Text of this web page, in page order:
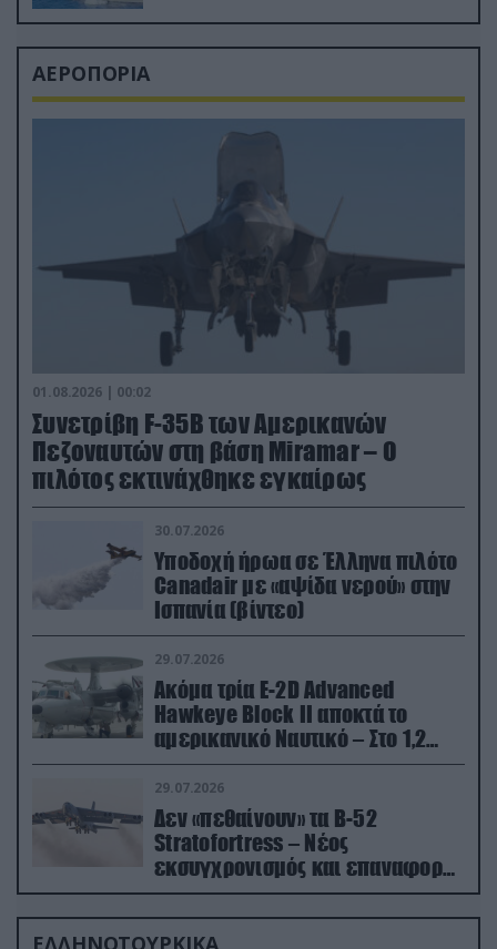
ΑΕΡΟΠΟΡΙΑ
01.08.2026 | 00:02
Συνετρίβη F-35B των Αμερικανών
Πεζοναυτών στη βάση Miramar – Ο
πιλότος εκτινάχθηκε εγκαίρως
30.07.2026
Υποδοχή ήρωα σε Έλληνα πιλότο
Canadair με «αψίδα νερού» στην
Ισπανία (βίντεο)
29.07.2026
Ακόμα τρία E-2D Advanced
Hawkeye Block II αποκτά το
αμερικανικό Ναυτικό – Στο 1,2
δισ.δολάρια το κόστος
29.07.2026
Δεν «πεθαίνουν» τα Β-52
Stratofortress – Νέος
εκσυγχρονισμός και επαναφορά
από τα «νεκροταφεία»